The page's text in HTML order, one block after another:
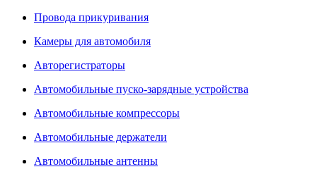
Провода прикуривания
Камеры для автомобиля
Авторегистраторы
Автомобильные пуско-зарядные устройства
Автомобильные компрессоры
Автомобильные держатели
Автомобильные антенны